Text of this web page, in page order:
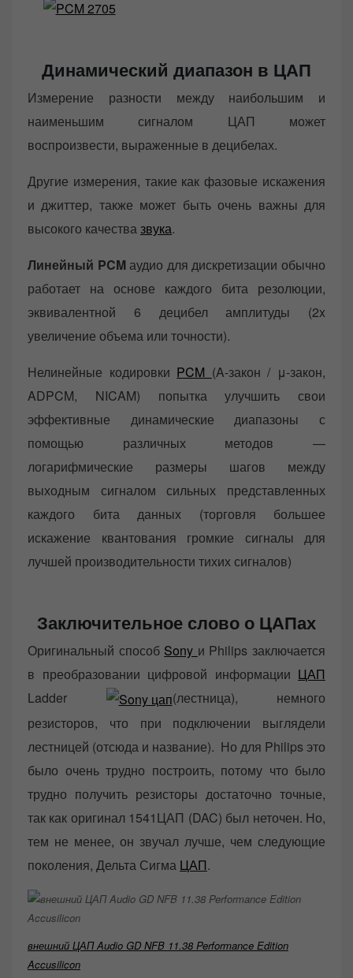
Динамический диапазон в ЦАП
Измерение разности между наибольшим и
наименьшим сигналом ЦАП может
воспроизвести, выраженные в децибелах.
Другие измерения, такие как фазовые искажения
и джиттер, также может быть очень важны для
высокого качествазвука.
Линейный PCMаудио для дискретизации обычно
работает на основе каждого бита резолюции,
эквивалентной 6 децибел амплитуды (2x
увеличение объема или точности).
Нелинейные кодировки PCM (A-закон / μ-закон,
ADPCM, NICAM) попытка улучшить свои
эффективные динамические диапазоны с
помощью различных методов —
логарифмические размеры шагов между
выходным сигналом сильных представленных
каждого бита данных (торговля большее
искажение квантования громкие сигналы для
лучшей производительности тихих сигналов)
Заключительное слово о ЦАПах
Оригинальный способ Sony и Philips заключается
в преобразовании цифровой информации ЦАП
Ladder
(лестница), немного
резисторов, что при подключении выглядели
лестницей (отсюда и название). Но для Philips это
было очень трудно построить, потому что было
трудно получить резисторы достаточно точные,
так как оригинал 1541ЦАП (DAC) был неточен. Но,
тем не менее, он звучал лучше, чем следующие
поколения, Дельта Сигма ЦАП.
внешний ЦАП Audio GD NFB 11.38 Performance Edition
Accusilicon